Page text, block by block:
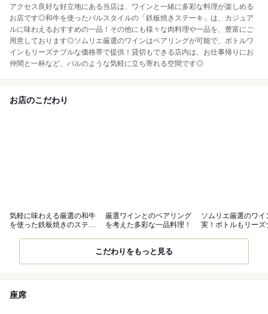
アクセス良好な好立地にある当店は、ワインと一緒に多彩な料理が楽しめる
お店です◎和牛を使ったバルスタイルの「鉄板焼きステーキ」は、カジュア
ルに味わえるおすすめの一品！その他にも様々な肉料理や一品を、豊富にご
用意しております◎ソムリエ厳選のワインはペアリングが可能で、ボトルワ
インもリーズナブルな価格帯で提供！貸切もできる店内は、お仕事帰りにお
仲間と一杯など、バルのような気軽に立ち寄れる空間です◎
お店のこだわり
気軽に味わえる厳選の和牛
を使った鉄板焼きのステー
厳選ワインとのペアリング
を考えた多彩な一品料理！
ソムリエ厳選のワイ
実！ボトルもリーズ
こだわりをもっと見る
座席